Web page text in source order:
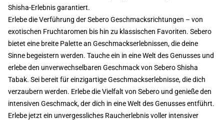
Shisha-Erlebnis garantiert.
Erlebe die Verführung der Sebero Geschmacksrichtungen – von
exotischen Fruchtaromen bis hin zu klassischen Favoriten. Sebero
bietet eine breite Palette an Geschmackserlebnissen, die deine
Sinne begeistern werden. Tauche ein in eine Welt des Genusses und
erlebe den unverwechselbaren Geschmack von Sebero Shisha
Tabak. Sei bereit für einzigartige Geschmackserlebnisse, die dich
verzaubern werden. Erlebe die Vielfalt von Sebero und genieße den
intensiven Geschmack, der dich in eine Welt des Genusses entführt.
Erlebe jetzt ein unvergessliches Raucherlebnis voller intensiver